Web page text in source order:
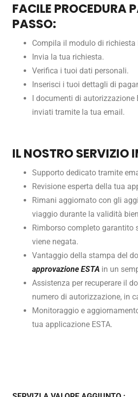
FACILE PROCEDURA
PASSO:
Compila il modulo di richiesta
Invia la tua richiesta.
Verifica i tuoi dati personali.
Inserisci i tuoi dettagli di
I documenti di autorizzazione
inviati tramite la tua email.
IL NOSTRO SERVIZIO
Supporto dedicato tramite
Revisione esperta della tua
Rimani aggiornato con gli
viaggio durante la validità
Rimborso completo garantito
viene negata.
Vantaggio della stampa del
approvazione ESTA in un
Assistenza per recuperare il
numero di autorizzazione, in
Monitoraggio e
tua applicazione ESTA.